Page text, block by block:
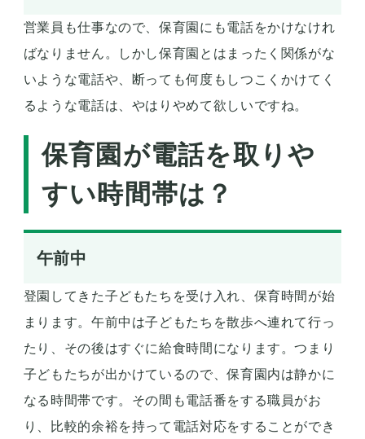
営業員も仕事なので、保育園にも電話をかけなけれ
ばなりません。しかし保育園とはまったく関係がな
いような電話や、断っても何度もしつこくかけてく
るような電話は、やはりやめて欲しいですね。
保育園が電話を取りや
すい時間帯は？
午前中
登園してきた子どもたちを受け入れ、保育時間が始
まります。午前中は子どもたちを散歩へ連れて行っ
たり、その後はすぐに給食時間になります。つまり
子どもたちが出かけているので、保育園内は静かに
なる時間帯です。その間も電話番をする職員がお
り、比較的余裕を持って電話対応をすることができ